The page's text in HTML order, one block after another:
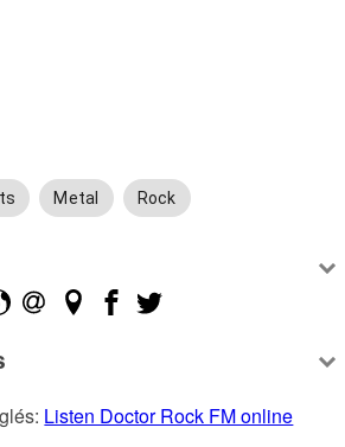
Metal Rock
Listen Doctor Rock FM online